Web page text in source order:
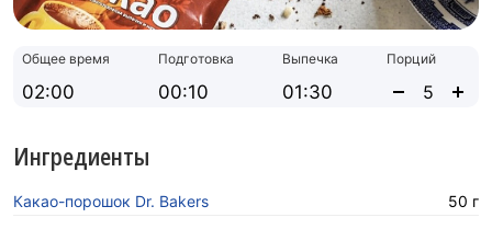
Общее время
02:00
Подготовка
00:10
Выпечка
01:30
Порций
Ингредиенты
Какао-порошок Dr. Bakers 50 г